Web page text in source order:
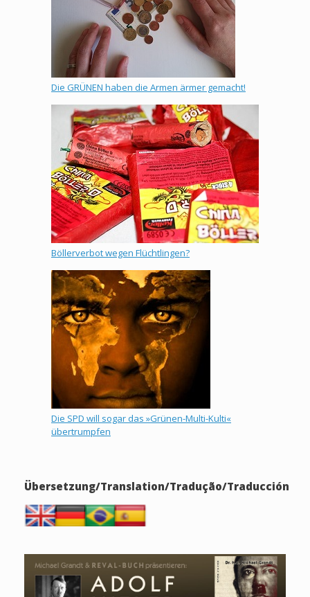
Die GRÜNEN haben die Armen ärmer gemacht!
Böllerverbot wegen Flüchtlingen?
Die SPD will sogar das »Grünen-Multi-Kulti«
übertrumpfen
Übersetzung/Translation/Tradução/Traducción